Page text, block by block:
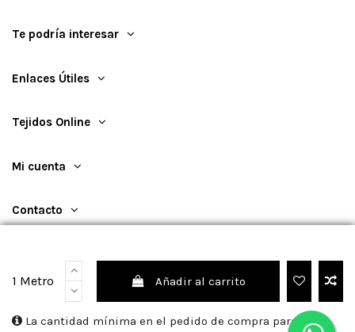
1 Metro Añadir al carrito
La cantidad mínima en el pedido de compra para el
Te podría interesar
Enlaces Útiles
Tejidos Online
Mi cuenta
Contacto
©2026TejidosOnline